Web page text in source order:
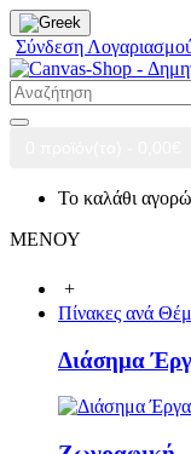
Σύνδεση
Το καλάθι
ΜΕΝΟΥ
+
Πίνακες ανά
Διάσημα